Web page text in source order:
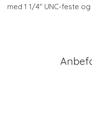
med 1 1/4" UNC-feste